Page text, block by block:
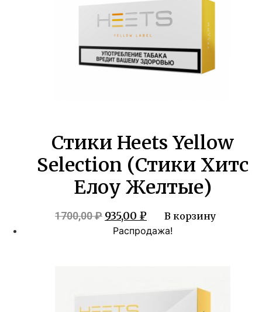
Стики Heets Yellow
Selection (Стики Хитс
Елоу Желтые)
1700,00₽ Первоначальная
цена
935,00 ₽ Текущая
цена:
В корзину
Распродажа!